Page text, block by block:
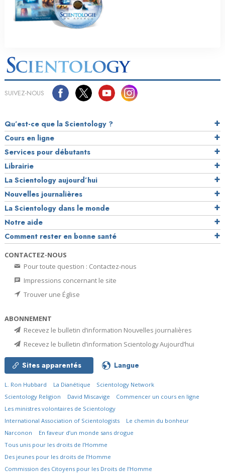
SUIVEZ-NOUS
Qu’est-ce que la Scientology ?
Cours en ligne
Services pour débutants
Librairie
La Scientology aujourd’hui
Nouvelles journalières
La Scientology dans le monde
Notre aide
Comment rester en bonne santé
CONTACTEZ-NOUS
Pour toute question : Contactez-nous
Impressions concernant le site
Trouver une Église
ABONNEMENT
Recevez le bulletin d’information Nouvelles journalières
Recevez le bulletin d’information Scientology Aujourd’hui
Sites apparentés Langue
L. Ron Hubbard La Dianétique
Scientology Network
Scientology Religion
David Miscavige
Commencer un cours en ligne
Les ministres volontaires de Scientology
International Association of Scientologists
Le chemin du bonheur
Narconon
En faveur d’un monde sans drogue
Tous unis pour les droits de l’Homme
Des jeunes pour les droits de l’Homme
Commission des Citoyens pour les Droits de l’Homme